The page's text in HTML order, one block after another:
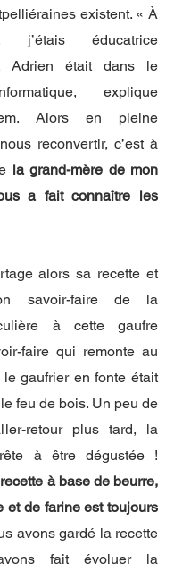
existent. « À
j’étais éducatrice
Adrien était dans le
explique
Alors en pleine
reconvertir, c’est à
la grand-mère de mon
a fait connaître les
alors sa recette et
savoir-faire de la
à cette gaufre
faire qui remonte au
gaufrier en fonte était
feu de bois. Un peu de
retour plus tard, la
à base de beurre,
et de farine est toujours
avons gardé la recette
fait évoluer la